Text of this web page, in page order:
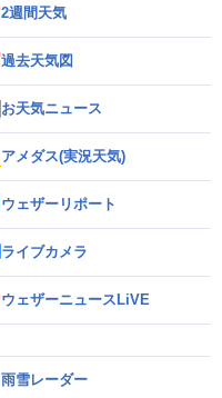
2週間天気
過去天気図
お天気ニュース
アメダス(実況天気)
ウェザーリポート
ライブカメラ
ウェザーニュースLiVE
雨雪レーダー